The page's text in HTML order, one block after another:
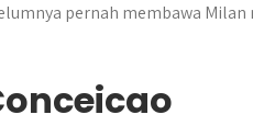
pernah membawa Milan